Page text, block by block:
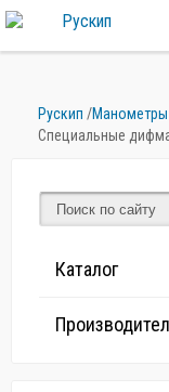
Рускип /Манометры
Специальные
Каталог